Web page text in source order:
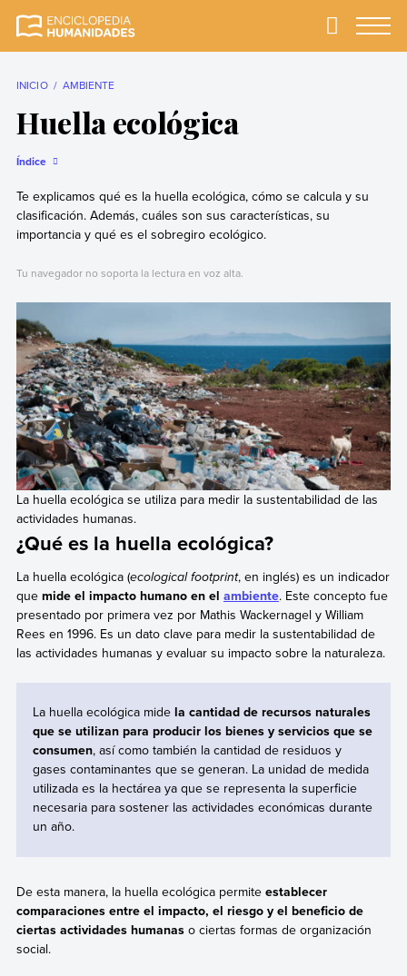
completa y más
Primary
INICIO AMBIENTE
Huella ecológica
Índice
Te explicamos qué es la huella ecológica, cómo se calcula y su
clasificación. Además, cuáles son sus características, su
importancia y qué es el sobregiro ecológico.
Tu navegador no soporta la lectura en voz alta.
La huella ecológica se utiliza para medir la sustentabilidad de las
actividades humanas.
¿Qué es la huella ecológica?
La huella ecológica (ecological footprint, en inglés) es un indicador
que mide el impacto humano en el ambiente. Este concepto fue
presentado por primera vez por Mathis Wackernagel y William
Rees en 1996. Es un dato clave para medir la sustentabilidad de
las actividades humanas y evaluar su impacto sobre la naturaleza.
La huella ecológica mide la cantidad de recursos naturales
que se utilizan para producir los bienes y servicios que se
consumen, así como también la cantidad de residuos y
gases contaminantes que se generan. La unidad de medida
utilizada es la hectárea ya que se representa la superficie
necesaria para sostener las actividades económicas durante
un año.
De esta manera, la huella ecológica permite establecer
comparaciones entre el impacto, el riesgo y el beneficio de
ciertas actividades humanaso ciertas formas de organización
social.